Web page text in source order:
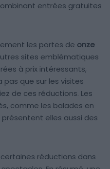
entrées gratuites
les portes de onze
sites emblématiques
à prix intéressants,
a pas que sur les visites
de ces réductions. Les
comme les balades en
elles aussi des
réductions dans